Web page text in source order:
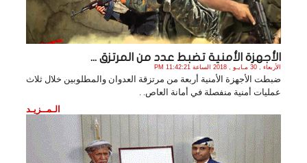
الأجهزة الأمنية تضبط عدد من المرتزق ...
الأربعاء , 30 مـايـو , 2018 الساعة 11:42:21 PM
ضبطت الأجهزة الأمنية أربعة من مرتزقة العدوان والمطلوبين خلال ثلاث
عمليات أمنية منفصلة في أمانة العاص. .
الـمــزيـد